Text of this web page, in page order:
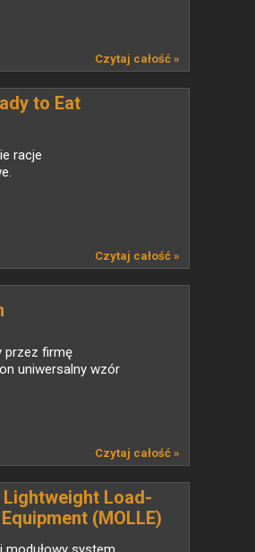
Czytaj całość »
to Eat
racje
Czytaj całość »
przez firmę
uniwersalny wzór
Czytaj całość »
Lightweight Load-
(MOLLE)